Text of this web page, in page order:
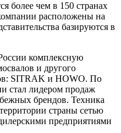
более чем в 150 странах
расположены на
базируются в
комплексную
и другого
SITRAK и HOWO. По
стал лидером продаж
брендов. Техника
страны сетью
предприятиями